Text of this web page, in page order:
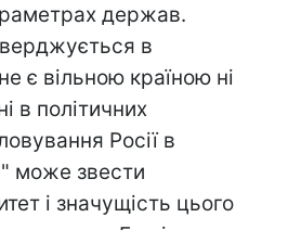
держав.
в
є вільною країною ні
в політичних
Росії в
може звести
і значущість цього